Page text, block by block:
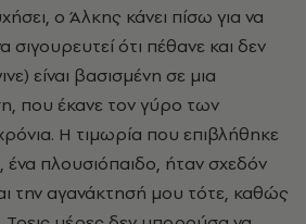
ο Άλκης κάνει πίσω για να
σιγουρευτεί ότι πέθανε και δεν
είναι βασισμένη σε μια
που έκανε τον γύρο των
Η τιμωρία που επιβλήθηκε
ένα πλουσιόπαιδο, ήταν σχεδόν
την αγανάκτησή μου τότε, καθώς